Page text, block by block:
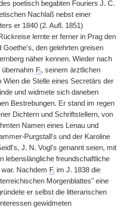
poetisch begabten Fouriers J. C.
Nachlaß nebst einer
er 1840 (2. Aufl. 1851)
lernte er ferner in Prag den
Goethe's, den gelehrten greisen
näher kennen. Wieder nach
F., seinem ärztlichen
Wien die Stelle eines Secretärs der
und widmete sich daneben
Bestrebungen. Er stand im regen
Dichtern und Schriftstellern, von
Namen eines Lenau und
Purgstall's und der Karoline
J. N. Vogl's genannt seien, mit
lebenslängliche freundschaftliche
Nachdem F. im J. 1838 die
Morgenblattes" eine
er selbst die litterarischen
gewidmeten